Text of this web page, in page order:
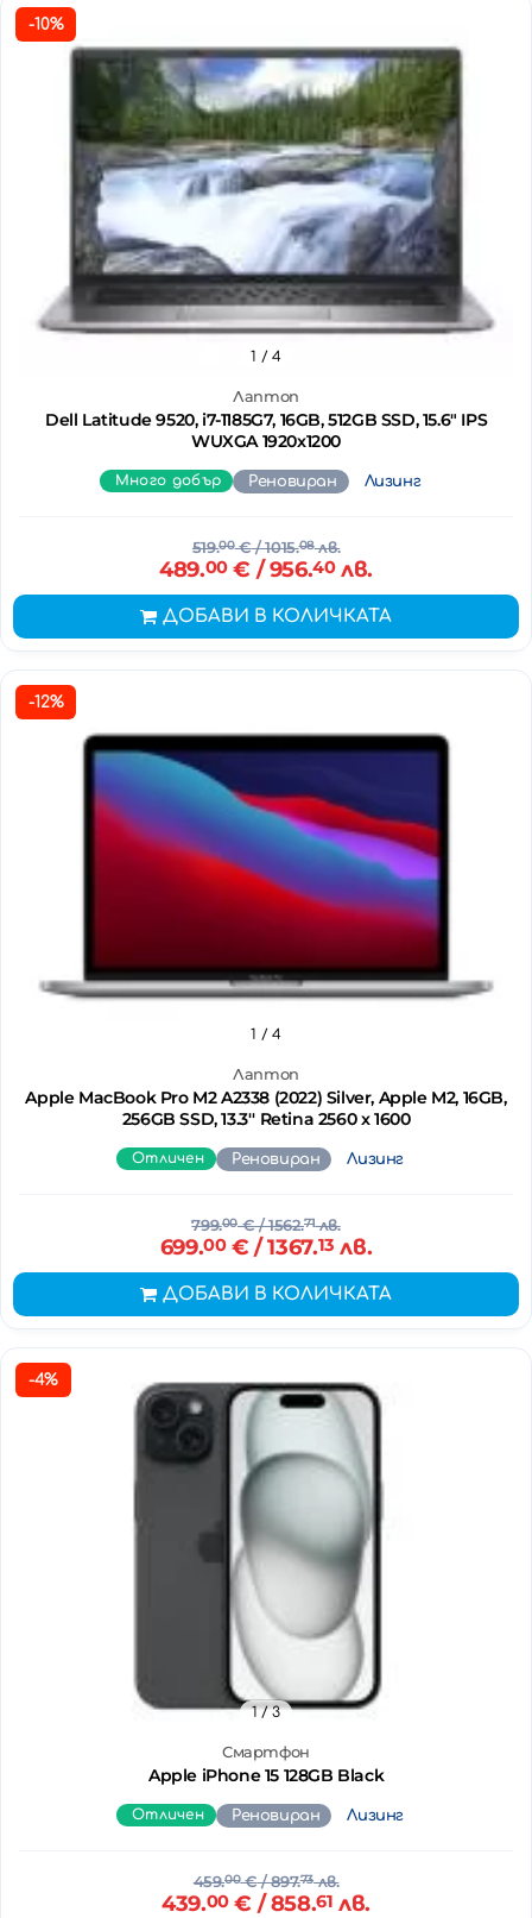
-10%
Лаптоп
Dell Latitude 9520, i7-1185G7, 16GB, 512GB SSD, 15.6" IPS
WUXGA 1920x1200
1 / 4
Много добър Реновиран Лизинг
519.00€/ 1015.08лв.
489.00€ / 956.40лв.
ДОБАВИ В КОЛИЧКАТА
-12%
Лаптоп
Apple MacBook Pro M2 A2338 (2022) Silver, Apple M2, 16GB,
256GB SSD, 13.3'' Retina 2560 x 1600
1 / 4
Отличен Реновиран Лизинг
799.00€/ 1562.71лв.
699.00€ / 1367.13 лв.
ДОБАВИ В КОЛИЧКАТА
-4%
Смартфон
Apple iPhone 15 128GB Black
1/ 3
Отличен Реновиран Лизинг
459.00€/ 897.73лв.
439.00€ / 858.61 лв.